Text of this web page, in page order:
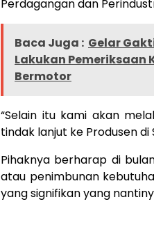
Perdagangan dan
Baca Juga : Gelar
Lakukan Pemeriksaan
Bermotor
“Selain itu kami akan
tindak lanjut ke Produsen di
Pihaknya berharap di
atau penimbunan
yang signifikan yang